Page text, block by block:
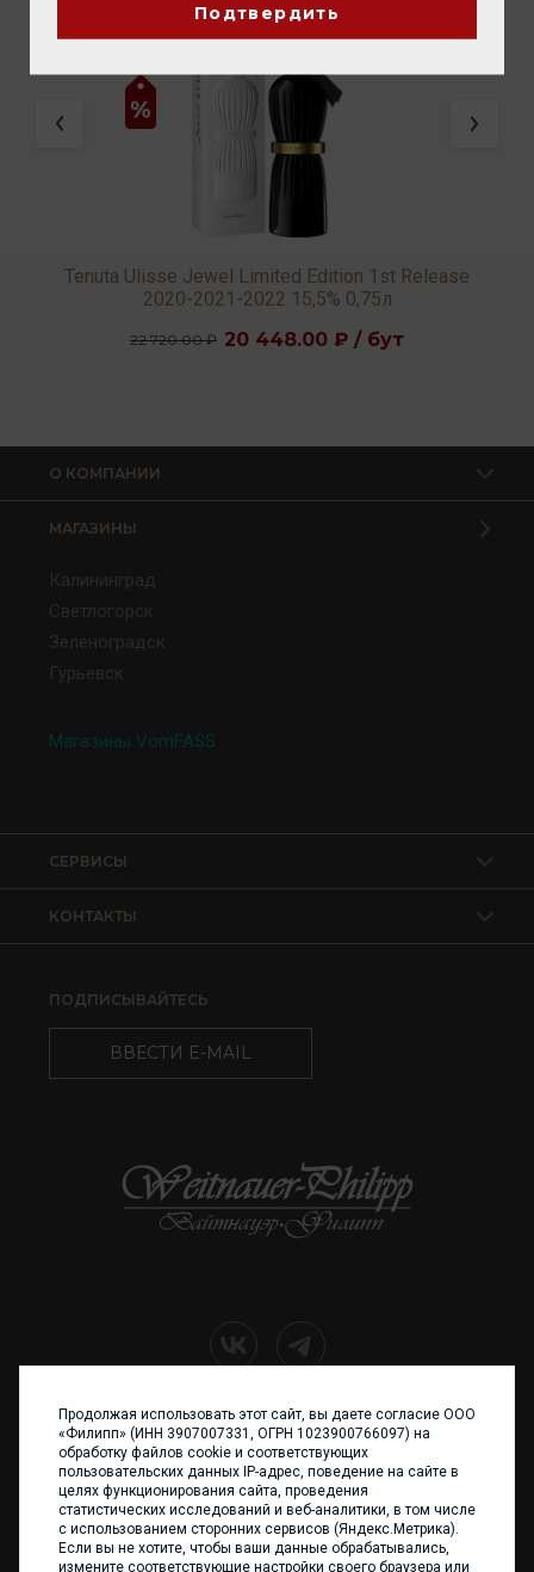
Tenuta Ulisse Jewel Limited Edition 1st Release
2020-2021-2022 15,5% 0,75л
22 720.00 ₽ 20 448.00 ₽ / бут
О КОМПАНИИ
МАГАЗИНЫ
Калининград
Светлогорск
Зеленоградск
Гурьевск
Магазины VomFASS
КОНТАКТЫ
СЕРВИСЫ
ПОДПИСЫВАЙТЕСЬ
ВВЕСТИ E-MAIL
+7 (4012) 960 898
236017 Калининград,
ул. Каштановая аллея, 47
Телефон: +7 4012 960 898,
+7 4012 960 856
Написать нам
Подтвердить
Продолжая использовать этот сайт, вы даете согласие ООО
«Филипп» (ИНН 3907007331, ОГРН 1023900766097) на
обработку файлов cookie и соответствующих
пользовательских данных IP-адрес, поведение на сайте в
целях функционирования сайта, проведения
статистических исследований и веб-аналитики, в том числе
с использованием сторонних сервисов (Яндекс.Метрика).
Если вы не хотите, чтобы ваши данные обрабатывались,
измените соответствующие настройки своего браузера или